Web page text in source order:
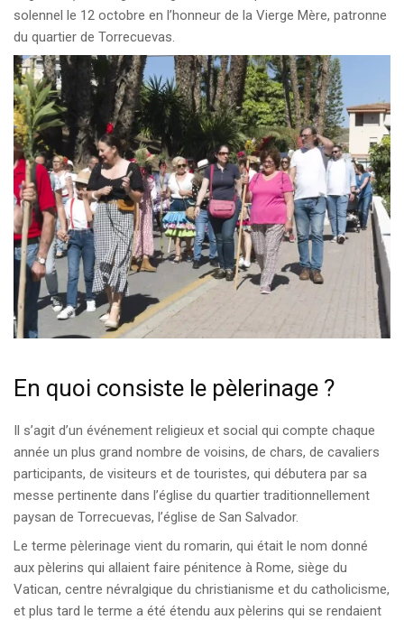
solennel le 12 octobre en l’honneur de la Vierge Mère, patronne
du quartier de Torrecuevas.
En quoi consiste le pèlerinage ?
Il s’agit d’un événement religieux et social qui compte chaque
année un plus grand nombre de voisins, de chars, de cavaliers
participants, de visiteurs et de touristes, qui débutera par sa
messe pertinente dans l’église du quartier traditionnellement
paysan de Torrecuevas, l’église de San Salvador.
Le terme pèlerinage vient du romarin, qui était le nom donné
aux pèlerins qui allaient faire pénitence à Rome, siège du
Vatican, centre névralgique du christianisme et du catholicisme,
et plus tard le terme a été étendu aux pèlerins qui se rendaient